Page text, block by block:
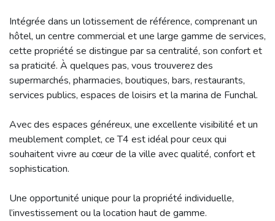
Intégrée dans un lotissement de référence, comprenant un
hôtel, un centre commercial et une large gamme de services,
cette propriété se distingue par sa centralité, son confort et
sa praticité. À quelques pas, vous trouverez des
supermarchés, pharmacies, boutiques, bars, restaurants,
services publics, espaces de loisirs et la marina de Funchal.
Avec des espaces généreux, une excellente visibilité et un
meublement complet, ce T4 est idéal pour ceux qui
souhaitent vivre au cœur de la ville avec qualité, confort et
sophistication.
Une opportunité unique pour la propriété individuelle,
l’investissement ou la location haut de gamme.